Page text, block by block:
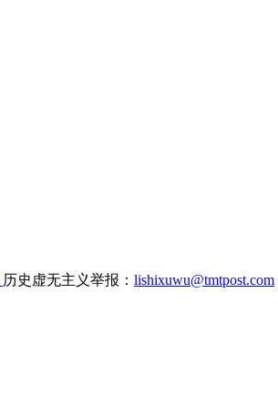
历史虚无主义举报： lishixuwu@tmtpost.com